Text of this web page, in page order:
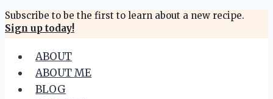
Skip
to
content
Subscribe to be the first to learn about a new recipe.
Sign up today!
ABOUT
ABOUT ME
BLOG